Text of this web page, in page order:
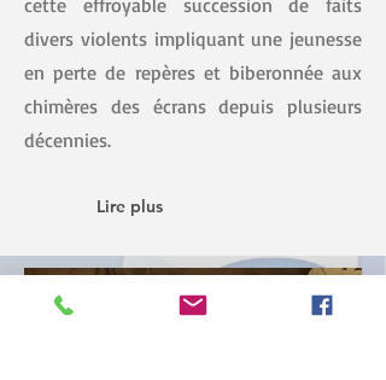
cette effroyable succession de faits
divers violents impliquant une jeunesse
en perte de repères et biberonnée aux
chimères des écrans depuis plusieurs
décennies.
Lire plus